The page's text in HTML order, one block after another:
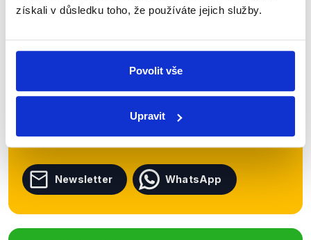
získali v důsledku toho, že používáte jejich služby.
Povolit vše
Upravit
Přihlaste se k odběru našeho
kanálu, kde pravidelně přinášíme
shrnutí nejzajímavějších článků a analýz.
Začněte nás odebírat, a mějte tak
přehled o tom, jaké dezinformace a
nepravdy se zrovna v Česku šíří.
Newsletter WhatsApp